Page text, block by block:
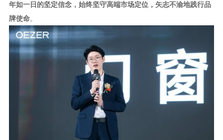
年如一日的坚定信念，始终坚守高端市场定位，矢志不渝地践行品
牌使命。